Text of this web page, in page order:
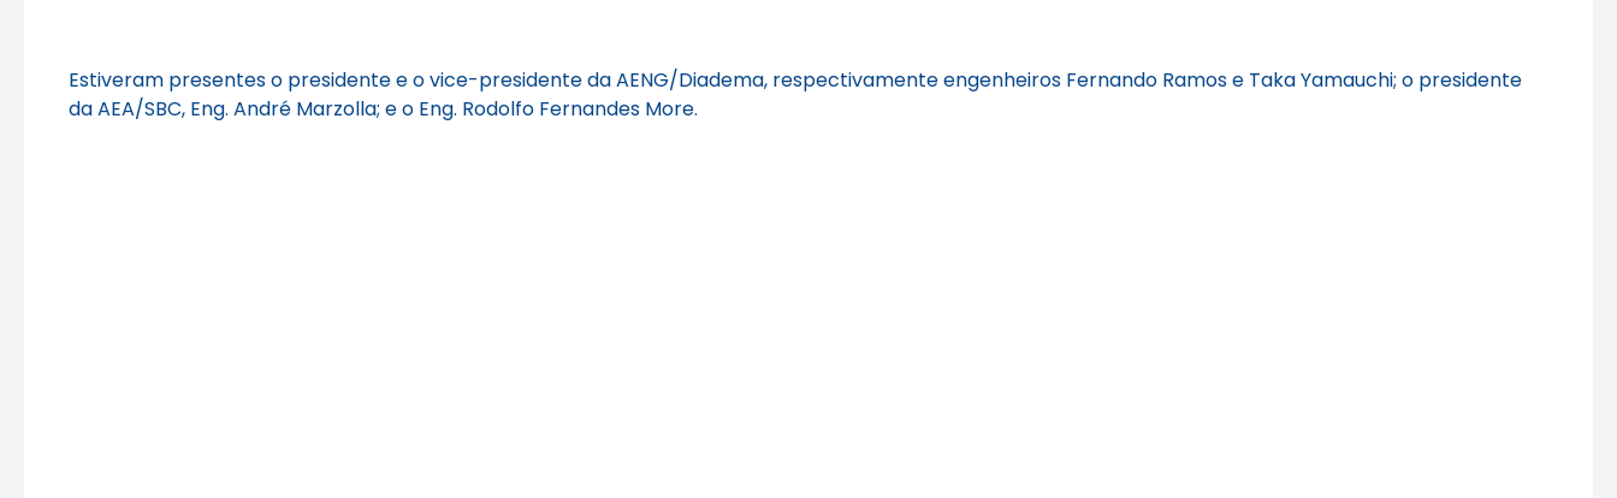
Estiveram presentes o presidente e o vice-presidente da AENG/Diadema, respectivamente engenheiros Fernando Ramos e Taka Yamauchi; o presidente
da AEA/SBC, Eng. André Marzolla; e o Eng. Rodolfo Fernandes More.